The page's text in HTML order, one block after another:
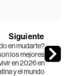
Siguiente
en mudarte?
los mejores
en 2026 en
y el mundo